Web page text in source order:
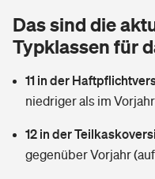
Tools
Wer versichert was: Jetzt
Sie haben Fragen?
Glasversicherung
Mietkautionsversicherung
Restkreditversicherung
Kinderunfall­ver­si­che­rung
Kinderinvalidität
Reiseversicherung
Dread-Disease-
Tierkrankenversicherung
Das sind die
Typklassen für
11 in der
niedriger als im
12 in der
gegenüber Vorjahr